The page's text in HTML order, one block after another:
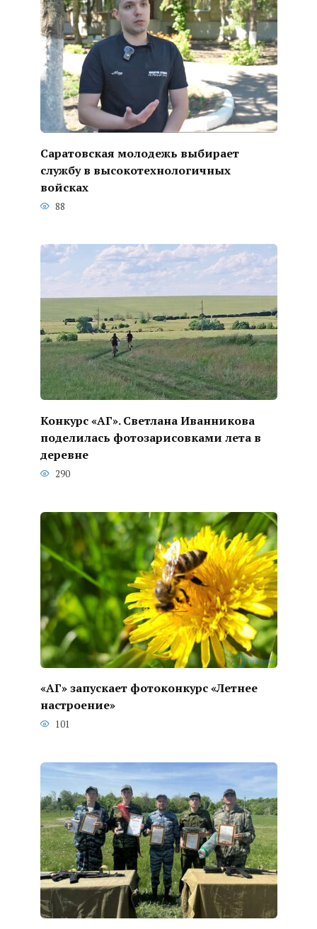
Саратовская молодежь выбирает
службу в высокотехнологичных
войсках
88
Конкурс «АГ». Светлана Иванникова
поделилась фотозарисовками лета в
деревне
290
«АГ» запускает фотоконкурс «Летнее
настроение»
101